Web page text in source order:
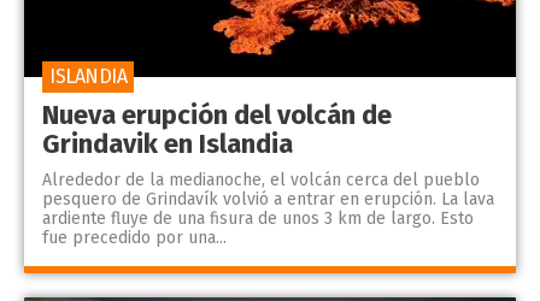
Nueva erupción del volcán de
Grindavik en Islandia
Alrededor de la medianoche, el volcán cerca del pueblo
pesquero de Grindavík volvió a entrar en erupción. La lava
ardiente fluye de una fisura de unos 3 km de largo. Esto
fue precedido por una...
ISLANDIA